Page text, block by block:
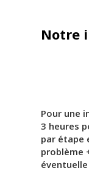
Notre
Pour une
3 heures
par étape
problème